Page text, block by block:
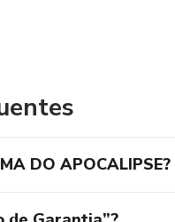
DO APOCALIPSE?